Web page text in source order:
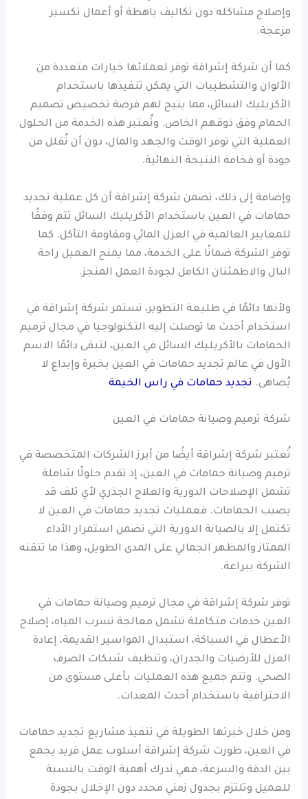
وإصلاح مشاكله دون تكاليف باهظة أو أعمال تكسير
مزعجة.
كما أن شركة إشراقة توفر لعملائها خيارات متعددة من
الألوان والتشطيبات التي يمكن تنفيذها باستخدام
الأكريليك السائل، مما يتيح لهم فرصة تخصيص تصميم
الحمام وفق ذوقهم الخاص. وتُعتبر هذه الخدمة من الحلول
العملية التي توفر الوقت والجهد والمال، دون أن تُقلل من
جودة أو فخامة النتيجة النهائية.
وإضافة إلى ذلك، تضمن شركة إشراقة أن كل عملية تجديد
حمامات في العين باستخدام الأكريليك السائل تتم وفقًا
للمعايير العالمية في العزل المائي ومقاومة التآكل. كما
توفر الشركة ضمانًا على الخدمة، مما يمنح العميل راحة
البال والاطمئنان الكامل لجودة العمل المنجز.
ولأنها دائمًا في طليعة التطوير، تستمر شركة إشراقة في
استخدام أحدث ما توصلت إليه التكنولوجيا في مجال ترميم
الحمامات بالأكريليك السائل في العين، لتبقى دائمًا الاسم
الأول في عالم تجديد حمامات في العين بخبرة وإبداع لا
يُضاهى. تجديد حمامات في راس الخيمة
شركة ترميم وصيانة حمامات في العين
تُعتبر شركة إشراقة أيضًا من أبرز الشركات المتخصصة في
ترميم وصيانة حمامات في العين، إذ تقدم حلولًا شاملة
تشمل الإصلاحات الدورية والعلاج الجذري لأي تلف قد
يصيب الحمامات. فعمليات تجديد حمامات في العين لا
تكتمل إلا بالصيانة الدورية التي تضمن استمرار الأداء
الممتاز والمظهر الجمالي على المدى الطويل، وهذا ما تتقنه
الشركة ببراعة.
توفر شركة إشراقة في مجال ترميم وصيانة حمامات في
العين خدمات متكاملة تشمل معالجة تسرب المياه، إصلاح
الأعطال في السباكة، استبدال المواسير القديمة، إعادة
العزل للأرضيات والجدران، وتنظيف شبكات الصرف
الصحي. وتتم جميع هذه العمليات بأعلى مستوى من
الاحترافية باستخدام أحدث المعدات.
ومن خلال خبرتها الطويلة في تنفيذ مشاريع تجديد حمامات
في العين، طورت شركة إشراقة أسلوب عمل فريد يجمع
بين الدقة والسرعة، فهي تدرك أهمية الوقت بالنسبة
للعميل وتلتزم بجدول زمني محدد دون الإخلال بجودة